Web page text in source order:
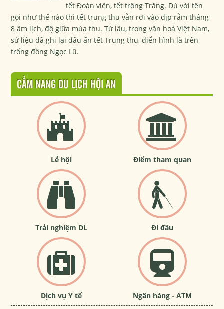
tết Đoàn viên, tết trông Trăng. Dù với tên
gọi như thế nào thì tết trung thu vẫn rơi vào dịp rằm tháng
8 âm lịch, độ giữa mùa thu. Từ lâu, trong văn hoá Việt Nam,
sử liệu đã ghi lại dấu ấn tết Trung thu, điển hình là trên
trống đồng Ngọc Lũ.
CẨM NANG DU LỊCH HỘI AN
Lễ hội Điểm tham quan
Trải nghiệm DL Đi đâu
Dịch vụ Y tế Ngân hàng - ATM